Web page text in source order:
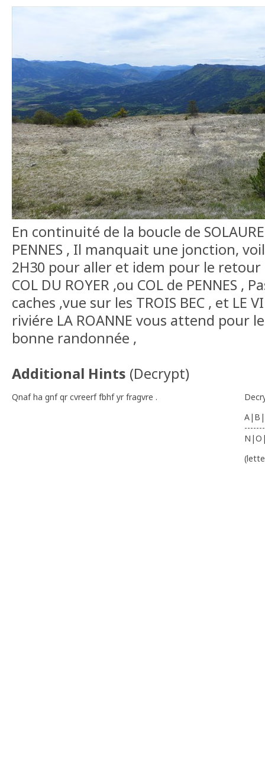
En continuité de la boucle de SOLAURE
PENNES , Il manquait une jonction,
2H30 pour aller et idem pour le retour
COL DU ROYER ,ou COL de PENNES ,
caches ,vue sur les TROIS BEC , et LE
riviére LA ROANNE vous attend pour
bonne randonnée ,
Additional Hints (Decrypt)
Qnaf ha gnf qr cvreerf fbhf yr fragvre .